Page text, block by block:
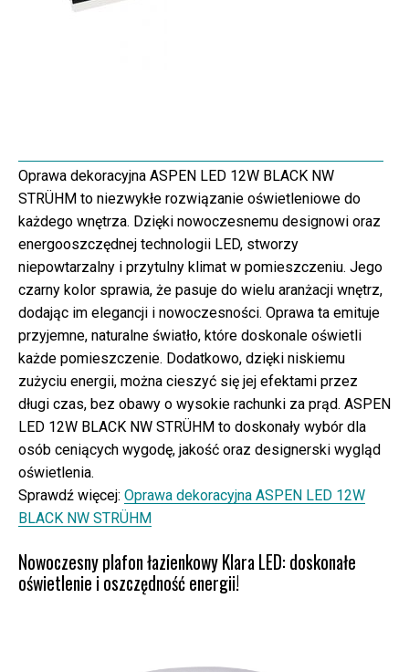
Oprawa dekoracyjna ASPEN LED 12W BLACK NW
STRÜHM to niezwykłe rozwiązanie oświetleniowe do
każdego wnętrza. Dzięki nowoczesnemu designowi oraz
energooszczędnej technologii LED, stworzy
niepowtarzalny i przytulny klimat w pomieszczeniu. Jego
czarny kolor sprawia, że pasuje do wielu aranżacji wnętrz,
dodając im elegancji i nowoczesności. Oprawa ta emituje
przyjemne, naturalne światło, które doskonale oświetli
każde pomieszczenie. Dodatkowo, dzięki niskiemu
zużyciu energii, można cieszyć się jej efektami przez
długi czas, bez obawy o wysokie rachunki za prąd. ASPEN
LED 12W BLACK NW STRÜHM to doskonały wybór dla
osób ceniących wygodę, jakość oraz designerski wygląd
oświetlenia.
Sprawdź więcej: Oprawa dekoracyjna ASPEN LED 12W
BLACK NW STRÜHM
Nowoczesny plafon łazienkowy Klara LED: doskonałe
oświetlenie i oszczędność energii!